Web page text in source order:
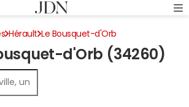
Hérault Le Bousquet-d'Orb
d'Orb (34260)